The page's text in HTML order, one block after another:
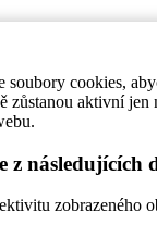
soubory cookies,
zůstanou aktivní
z následujících
zobrazeného